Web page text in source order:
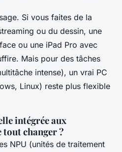
Si vous faites de la
ou du dessin, une
ou une iPad Pro avec
Mais pour des tâches
intense), un vrai PC
Linux) reste plus flexible
intégrée aux
changer ?
NPU (unités de traitement